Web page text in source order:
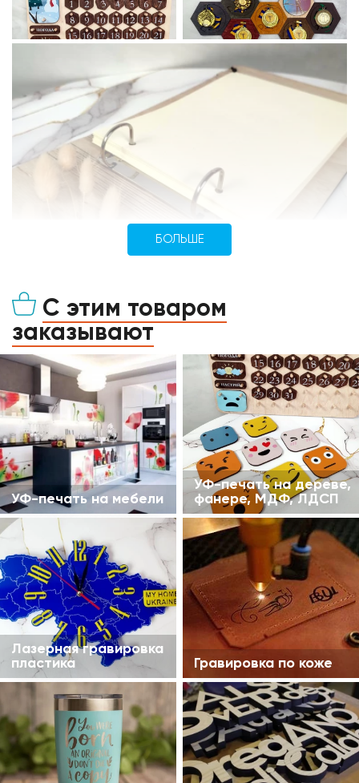
БОЛЬШЕ
С этим товаром
заказывают
УФ-печать на мебели
УФ-печать на дереве,
фанере, МДФ, ЛДСП
Лазерная гравировка
пластика
Гравировка по коже